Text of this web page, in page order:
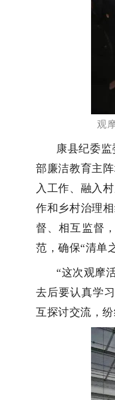
观摩康县
康县纪委
部廉洁教育主
入工作、融入
作和乡村治理
督、相互监督
范，确保“清单
“这次观摩
去后要认真学
互探讨交流，